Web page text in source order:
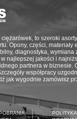
to szeroki
Opony, części,
diagnostyka,
najlepszej jakości i
partnera w biznesie.
współpracy
jak wygodnie zamówisz